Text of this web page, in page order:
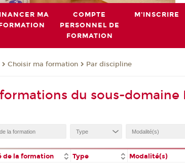
MA
COMPTE
PERSONNEL DE
FORMATION
M'INSCRIRE
Choisir ma formation Par discipline
du sous-
de la formation Type Modalité(s)